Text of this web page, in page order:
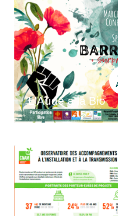
L'Aude a la Bio